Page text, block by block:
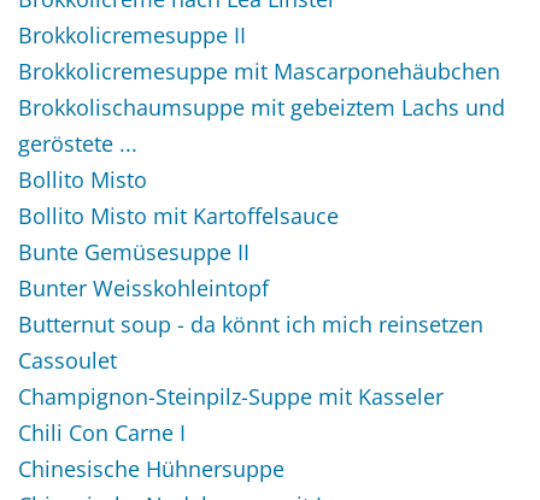
Brokkolicremesuppe II
Brokkolicremesuppe mit Mascarponehäubchen
Brokkolischaumsuppe mit gebeiztem Lachs und
geröstete ...
Bollito Misto
Bollito Misto mit Kartoffelsauce
Bunte Gemüsesuppe II
Bunter Weisskohleintopf
Butternut soup - da könnt ich mich reinsetzen
Cassoulet
Champignon-Steinpilz-Suppe mit Kasseler
Chili Con Carne I
Chinesische Hühnersuppe